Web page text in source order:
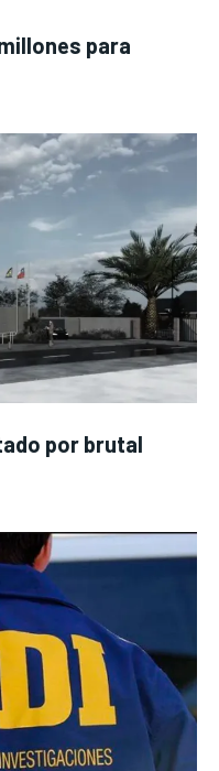
para
por brutal